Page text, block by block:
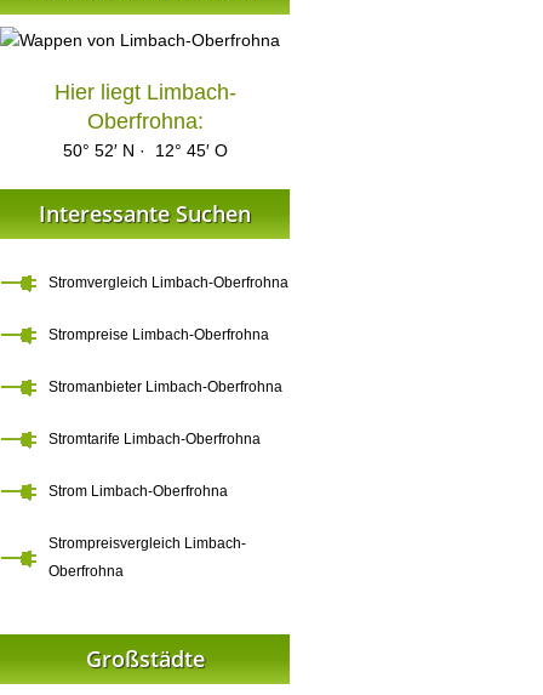
Hier liegt Limbach-
Oberfrohna:
50° 52′ N · 12° 45′ O
Interessante Suchen
Stromvergleich Limbach-Oberfrohna
Strompreise Limbach-Oberfrohna
Stromanbieter Limbach-Oberfrohna
Stromtarife Limbach-Oberfrohna
Strom Limbach-Oberfrohna
Strompreisvergleich Limbach-
Oberfrohna
Großstädte